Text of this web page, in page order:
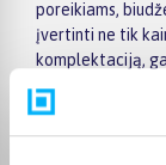
poreikiams,
įvertinti ne tik
komplektaciją,
pasiūlymus.